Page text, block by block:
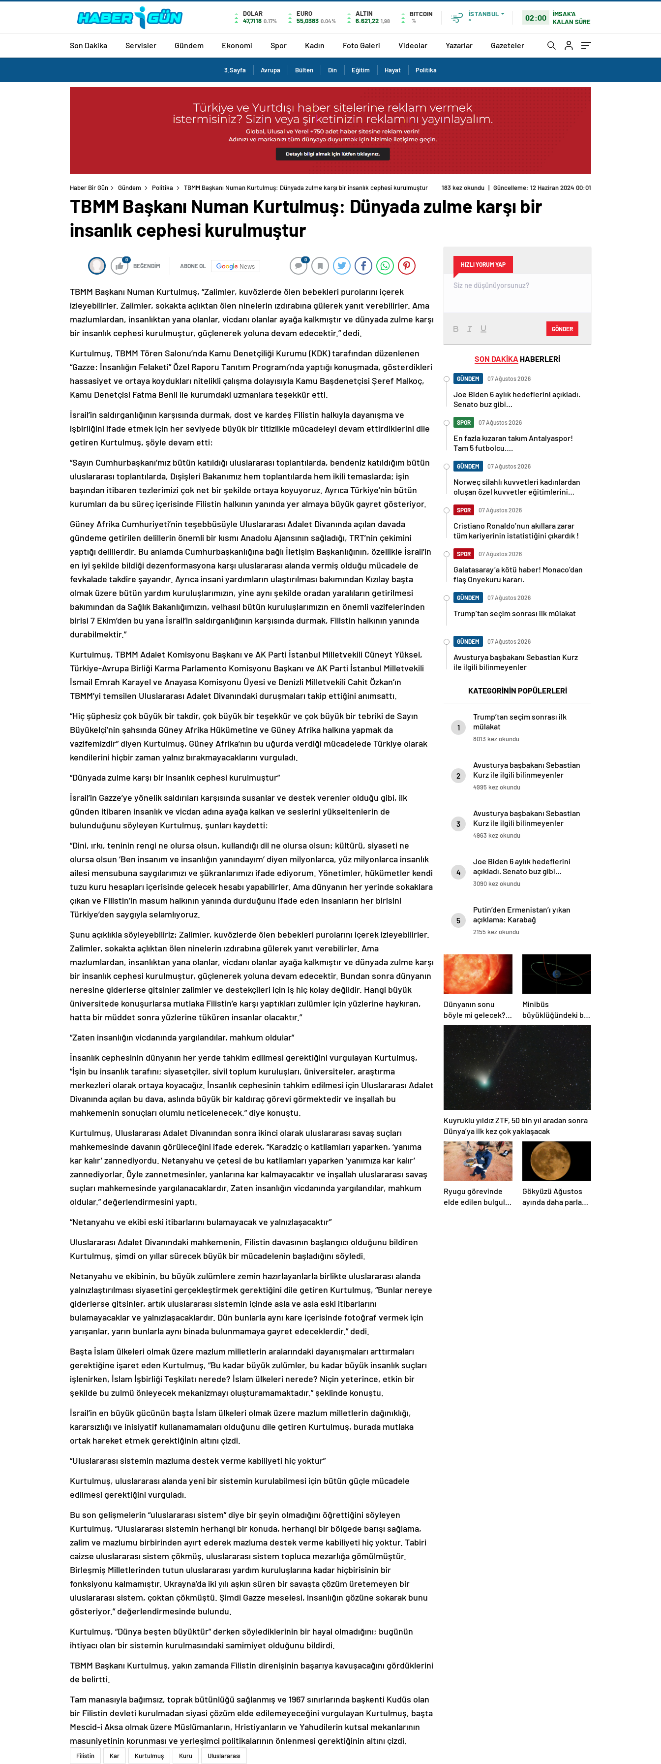
DOLAR
47,7118 0.17%
EURO
55,0383 0.04%
ALTIN
6.621,22 1,98
BITCOIN
%
İSTANBUL
°
02:00
İMSAK'A
KALAN SÜRE
Son Dakika Servisler Gündem Ekonomi Spor Kadın Foto Galeri Videolar Yazarlar Gazeteler
3.Sayfa Avrupa Bülten Din Eğitim Hayat Politika
Haber Bir Gün Gündem Politika TBMM Başkanı Numan Kurtulmuş: Dünyada zulme karşı bir insanlık cephesi kurulmuştur 183 kez okundu | Güncelleme: 12 Haziran 2024 00:01
TBMM Başkanı Numan Kurtulmuş: Dünyada zulme karşı bir
insanlık cephesi kurulmuştur
0
BEĞENDİM ABONE OL News
0
TBMM Başkanı Numan Kurtulmuş, “Zalimler, kuvözlerde ölen bebekleri purolarını içerek
izleyebilirler. Zalimler, sokakta açlıktan ölen ninelerin ızdırabına gülerek yanıt verebilirler. Ama
mazlumlardan, insanlıktan yana olanlar, vicdanı olanlar ayağa kalkmıştır ve dünyada zulme karşı
bir insanlık cephesi kurulmuştur, güçlenerek yoluna devam edecektir.” dedi.
Kurtulmuş, TBMM Tören Salonu’nda Kamu Denetçiliği Kurumu (KDK) tarafından düzenlenen
“Gazze: İnsanlığın Felaketi” Özel Raporu Tanıtım Programı’nda yaptığı konuşmada, gösterdikleri
hassasiyet ve ortaya koydukları nitelikli çalışma dolayısıyla Kamu Başdenetçisi Şeref Malkoç,
Kamu Denetçisi Fatma Benli ile kurumdaki uzmanlara teşekkür etti.
İsrail’in saldırganlığının karşısında durmak, dost ve kardeş Filistin halkıyla dayanışma ve
işbirliğini ifade etmek için her seviyede büyük bir titizlikle mücadeleyi devam ettirdiklerini dile
getiren Kurtulmuş, şöyle devam etti:
“Sayın Cumhurbaşkanı’mız bütün katıldığı uluslararası toplantılarda, bendeniz katıldığım bütün
uluslararası toplantılarda, Dışişleri Bakanımız hem toplantılarda hem ikili temaslarda; işin
başından itibaren tezlerimizi çok net bir şekilde ortaya koyuyoruz. Ayrıca Türkiye’nin bütün
kurumları da bu süreç içerisinde Filistin halkının yanında yer almaya büyük gayret gösteriyor.
Güney Afrika Cumhuriyeti’nin teşebbüsüyle Uluslararası Adalet Divanında açılan davada
gündeme getirilen delillerin önemli bir kısmı Anadolu Ajansının sağladığı, TRT’nin çekimini
yaptığı delillerdir. Bu anlamda Cumhurbaşkanlığına bağlı İletişim Başkanlığının, özellikle İsrail’in
en iyi şekilde bildiği dezenformasyona karşı uluslararası alanda vermiş olduğu mücadele de
fevkalade takdire şayandır. Ayrıca insani yardımların ulaştırılması bakımından Kızılay başta
olmak üzere bütün yardım kuruluşlarımızın, yine aynı şekilde oradan yaralıların getirilmesi
bakımından da Sağlık Bakanlığımızın, velhasıl bütün kuruluşlarımızın en önemli vazifelerinden
birisi 7 Ekim’den bu yana İsrail’in saldırganlığının karşısında durmak, Filistin halkının yanında
durabilmektir.”
Kurtulmuş, TBMM Adalet Komisyonu Başkanı ve AK Parti İstanbul Milletvekili Cüneyt Yüksel,
Türkiye-Avrupa Birliği Karma Parlamento Komisyonu Başkanı ve AK Parti İstanbul Milletvekili
İsmail Emrah Karayel ve Anayasa Komisyonu Üyesi ve Denizli Milletvekili Cahit Özkan’ın
TBMM’yi temsilen Uluslararası Adalet Divanındaki duruşmaları takip ettiğini anımsattı.
“Hiç şüphesiz çok büyük bir takdir, çok büyük bir teşekkür ve çok büyük bir tebriki de Sayın
Büyükelçi’nin şahsında Güney Afrika Hükümetine ve Güney Afrika halkına yapmak da
vazifemizdir” diyen Kurtulmuş, Güney Afrika’nın bu uğurda verdiği mücadelede Türkiye olarak
kendilerini hiçbir zaman yalnız bırakmayacaklarını vurguladı.
“Dünyada zulme karşı bir insanlık cephesi kurulmuştur”
İsrail’in Gazze’ye yönelik saldırıları karşısında susanlar ve destek verenler olduğu gibi, ilk
günden itibaren insanlık ve vicdan adına ayağa kalkan ve seslerini yükseltenlerin de
bulunduğunu söyleyen Kurtulmuş, şunları kaydetti:
“Dini, ırkı, teninin rengi ne olursa olsun, kullandığı dil ne olursa olsun; kültürü, siyaseti ne
olursa olsun ‘Ben insanım ve insanlığın yanındayım’ diyen milyonlarca, yüz milyonlarca insanlık
ailesi mensubuna saygılarımızı ve şükranlarımızı ifade ediyorum. Yönetimler, hükümetler kendi
tuzu kuru hesapları içerisinde gelecek hesabı yapabilirler. Ama dünyanın her yerinde sokaklara
çıkan ve Filistin’in masum halkının yanında durduğunu ifade eden insanların her birisini
Türkiye’den saygıyla selamlıyoruz.
Şunu açıklıkla söyleyebiliriz; Zalimler, kuvözlerde ölen bebekleri purolarını içerek izleyebilirler.
Zalimler, sokakta açlıktan ölen ninelerin ızdırabına gülerek yanıt verebilirler. Ama
mazlumlardan, insanlıktan yana olanlar, vicdanı olanlar ayağa kalkmıştır ve dünyada zulme karşı
bir insanlık cephesi kurulmuştur, güçlenerek yoluna devam edecektir. Bundan sonra dünyanın
neresine giderlerse gitsinler zalimler ve destekçileri için iş hiç kolay değildir. Hangi büyük
üniversitede konuşurlarsa mutlaka Filistin’e karşı yaptıkları zulümler için yüzlerine haykıran,
hatta bir müddet sonra yüzlerine tüküren insanlar olacaktır.”
“Zaten insanlığın vicdanında yargılandılar, mahkum oldular”
İnsanlık cephesinin dünyanın her yerde tahkim edilmesi gerektiğini vurgulayan Kurtulmuş,
“İşin bu insanlık tarafını; siyasetçiler, sivil toplum kuruluşları, üniversiteler, araştırma
merkezleri olarak ortaya koyacağız. İnsanlık cephesinin tahkim edilmesi için Uluslararası Adalet
Divanında açılan bu dava, aslında büyük bir kaldıraç görevi görmektedir ve inşallah bu
mahkemenin sonuçları olumlu neticelenecek.” diye konuştu.
Kurtulmuş, Uluslararası Adalet Divanından sonra ikinci olarak uluslararası savaş suçları
mahkemesinde davanın görüleceğini ifade ederek, “Karadziç o katliamları yaparken, ‘yanıma
kar kalır’ zannediyordu. Netanyahu ve çetesi de bu katliamları yaparken ‘yanımıza kar kalır’
zannediyorlar. Öyle zannetmesinler, yanlarına kar kalmayacaktır ve inşallah uluslararası savaş
suçları mahkemesinde yargılanacaklardır. Zaten insanlığın vicdanında yargılandılar, mahkum
oldular.” değerlendirmesini yaptı.
“Netanyahu ve ekibi eski itibarlarını bulamayacak ve yalnızlaşacaktır”
Uluslararası Adalet Divanındaki mahkemenin, Filistin davasının başlangıcı olduğunu bildiren
Kurtulmuş, şimdi on yıllar sürecek büyük bir mücadelenin başladığını söyledi.
Netanyahu ve ekibinin, bu büyük zulümlere zemin hazırlayanlarla birlikte uluslararası alanda
yalnızlaştırılması siyasetini gerçekleştirmek gerektiğini dile getiren Kurtulmuş, “Bunlar nereye
giderlerse gitsinler, artık uluslararası sistemin içinde asla ve asla eski itibarlarını
bulamayacaklar ve yalnızlaşacaklardır. Dün bunlarla aynı kare içerisinde fotoğraf vermek için
yarışanlar, yarın bunlarla aynı binada bulunmamaya gayret edeceklerdir.” dedi.
Başta İslam ülkeleri olmak üzere mazlum milletlerin aralarındaki dayanışmaları arttırmaları
gerektiğine işaret eden Kurtulmuş, “Bu kadar büyük zulümler, bu kadar büyük insanlık suçları
işlenirken, İslam İşbirliği Teşkilatı nerede? İslam ülkeleri nerede? Niçin yeterince, etkin bir
şekilde bu zulmü önleyecek mekanizmayı oluşturamamaktadır.” şeklinde konuştu.
İsrail’in en büyük gücünün başta İslam ülkeleri olmak üzere mazlum milletlerin dağınıklığı,
kararsızlığı ve inisiyatif kullanamamaları olduğunu dile getiren Kurtulmuş, burada mutlaka
ortak hareket etmek gerektiğinin altını çizdi.
“Uluslararası sistemin mazluma destek verme kabiliyeti hiç yoktur”
Kurtulmuş, uluslararası alanda yeni bir sistemin kurulabilmesi için bütün güçle mücadele
edilmesi gerektiğini vurguladı.
Bu son gelişmelerin “uluslararası sistem” diye bir şeyin olmadığını öğrettiğini söyleyen
Kurtulmuş, “Uluslararası sistemin herhangi bir konuda, herhangi bir bölgede barışı sağlama,
zalim ve mazlumu birbirinden ayırt ederek mazluma destek verme kabiliyeti hiç yoktur. Tabiri
caizse uluslararası sistem çökmüş, uluslararası sistem topluca mezarlığa gömülmüştür.
Birleşmiş Milletlerinden tutun uluslararası yardım kuruluşlarına kadar hiçbirisinin bir
fonksiyonu kalmamıştır. Ukrayna’da iki yılı aşkın süren bir savaşta çözüm üretemeyen bir
uluslararası sistem, çoktan çökmüştü. Şimdi Gazze meselesi, insanlığın gözüne sokarak bunu
gösteriyor.” değerlendirmesinde bulundu.
Kurtulmuş, “Dünya beşten büyüktür” derken söylediklerinin bir hayal olmadığını; bugünün
ihtiyacı olan bir sistemin kurulmasındaki samimiyet olduğunu bildirdi.
TBMM Başkanı Kurtulmuş, yakın zamanda Filistin direnişinin başarıya kavuşacağını gördüklerini
de belirtti.
Tam manasıyla bağımsız, toprak bütünlüğü sağlanmış ve 1967 sınırlarında başkenti Kudüs olan
bir Filistin devleti kurulmadan siyasi çözüm elde edilemeyeceğini vurgulayan Kurtulmuş, başta
Mescid-i Aksa olmak üzere Müslümanların, Hristiyanların ve Yahudilerin kutsal mekanlarının
masuniyetinin korunması ve yerleşimci politikalarının önlenmesi gerektiğinin altını çizdi.
Filistin Kar Kurtulmuş Kuru Uluslararası
HIZLI YORUM YAP
GÖNDER
SON DAKİKA HABERLERİ
GÜNDEM 07 Ağustos 2026
Joe Biden 6 aylık hedeflerini açıkladı.
Senato buz gibi…
SPOR 07 Ağustos 2026
En fazla kızaran takım Antalyaspor!
Tam 5 futbolcu….
GÜNDEM 07 Ağustos 2026
Norweç silahlı kuvvetleri kadınlardan
oluşan özel kuvvetler eğitimlerini
SPOR 07 Ağustos 2026
Cristiano Ronaldo’nun akıllara zarar
tüm kariyerinin istatistiğini çıkardık !
SPOR 07 Ağustos 2026
Galatasaray’a kötü haber! Monaco’dan
flaş Onyekuru kararı.
GÜNDEM 07 Ağustos 2026
Trump’tan seçim sonrası ilk mülakat
GÜNDEM 07 Ağustos 2026
Avusturya başbakanı Sebastian Kurz
ile ilgili bilinmeyenler
KATEGORİNİN POPÜLERLERİ
1
Trump’tan seçim sonrası ilk
mülakat
8013 kez okundu
2
Avusturya başbakanı Sebastian
Kurz ile ilgili bilinmeyenler
4995 kez okundu
3
Avusturya başbakanı Sebastian
Kurz ile ilgili bilinmeyenler
4963 kez okundu
4
Joe Biden 6 aylık hedeflerini
açıkladı. Senato buz gibi…
3090 kez okundu
5
Putin’den Ermenistan’ı yıkan
açıklama: Karabağ
Azerbaycan’ın ayrılmaz bir
2155 kez okundu
Dünyanın sonu
böyle mi gelecek?
Gök bilimciler ilk
kez sönen yıldızın
gezegeni
yutmasına tanık
oldu
Minibüs
büyüklüğündeki bir
asteroit Dünya’yı
‘sıyırdı’ geçti
Kuyruklu yıldız ZTF, 50 bin yıl aradan sonra
Dünya’ya ilk kez çok yaklaşacak
Ryugu görevinde
elde edilen bulgular
Gökyüzü Ağustos
ayında daha parlak: